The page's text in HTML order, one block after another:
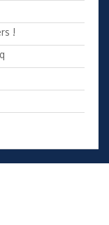
!